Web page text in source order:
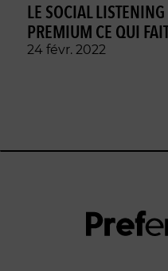
LE SOCIAL
PREMIUM CE QUI
24 févr. 2022